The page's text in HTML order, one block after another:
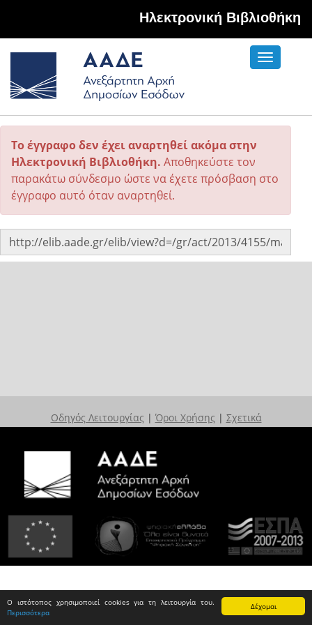
Δέχομαι
Ο ιστότοπος χρησιμοποιεί cookies για τη λειτουργία του.
Περισσότερα
Hλεκτρονική Βιβλιοθήκη
Toggle
Το έγγραφο δεν έχει αναρτηθεί ακόμα στην
Ηλεκτρονική Βιβλιοθήκη. Αποθηκεύστε τον
παρακάτω σύνδεσμο ώστε να έχετε πρόσβαση στο
έγγραφο αυτό όταν αναρτηθεί.
Οδηγός Λειτουργίας | Όροι Χρήσης | Σχετικά